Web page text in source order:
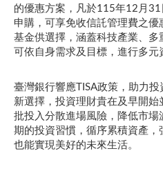
的優惠方案，凡於115年12月
申購，可享免收信託管理費之
基金供選擇，涵蓋科技產業、多
可依自身需求及目標，進行多元
臺灣銀行響應TISA政策，助力
新選擇，投資理財貴在及早開
批投入分散進場風險，降低市
期的投資習慣，循序累積資產
也能實現美好的未來生活。